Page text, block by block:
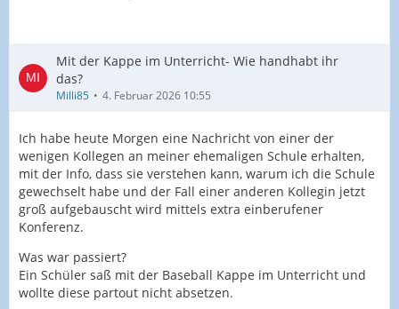
Mit der Kappe im Unterricht- Wie handhabt ihr
das?
Milli85 4. Februar 2026 10:55
Ich habe heute Morgen eine Nachricht von einer der
wenigen Kollegen an meiner ehemaligen Schule erhalten,
mit der Info, dass sie verstehen kann, warum ich die Schule
gewechselt habe und der Fall einer anderen Kollegin jetzt
groß aufgebauscht wird mittels extra einberufener
Konferenz.
Was war passiert?
Ein Schüler saß mit der Baseball Kappe im Unterricht und
wollte diese partout nicht absetzen.